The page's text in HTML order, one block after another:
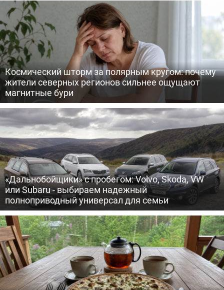
Космический шторм за полярным кругом: почему
жители северных регионов сильнее ощущают
магнитные бури
«Дальнобойщики» с пробегом: Volvo, Skoda, VW
или Subaru - выбираем надежный
полноприводный универсал для семьи